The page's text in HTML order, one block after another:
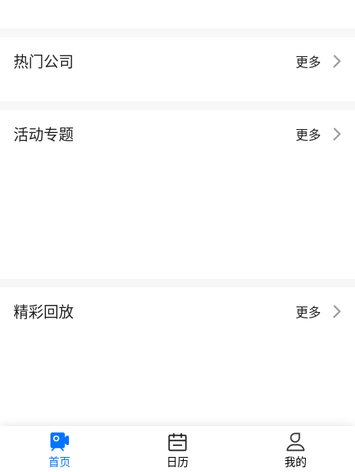
热门公司 更多
活动专题 更多
精彩回放 更多
首页 日历 我的